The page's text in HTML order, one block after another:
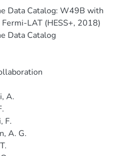
Data Catalog: W49B with
Fermi-LAT (HESS+, 2018)
Data Catalog
A.
F.
A. G.